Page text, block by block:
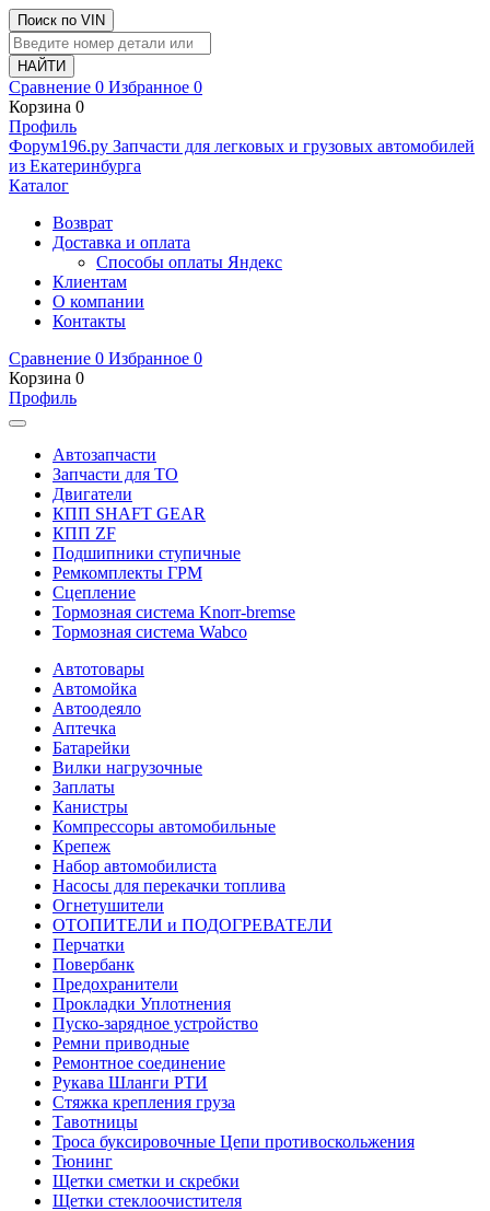
Поиск по VIN
Сравнение 0 Избранное 0
Корзина 0
Профиль
Фoрум196.ру Запчасти для легковых и грузовых автомобилей
из Екатеринбурга
Каталог
Возврат
Доставка и оплата
Способы оплаты Яндекс
Клиентам
О компании
Контакты
Сравнение 0 Избранное 0
Корзина 0
Профиль
Автозапчасти
Запчасти для ТО
Двигатели
КПП SHAFT GEAR
КПП ZF
Подшипники ступичные
Ремкомплекты ГРМ
Сцепление
Тормозная система Knorr-bremse
Тормозная система Wabco
Автотовары
Автомойка
Автоодеяло
Аптечка
Батарейки
Вилки нагрузочные
Заплаты
Канистры
Компрессоры автомобильные
Крепеж
Набор автомобилиста
Насосы для перекачки топлива
Огнетушители
ОТОПИТЕЛИ и ПОДОГРЕВАТЕЛИ
Перчатки
Повербанк
Предохранители
Прокладки Уплотнения
Пуско-зарядное устройство
Ремни приводные
Ремонтное соединение
Рукава Шланги РТИ
Стяжка крепления груза
Тавотницы
Троса буксировочные Цепи противоскольжения
Тюнинг
Щетки сметки и скребки
Щетки стеклоочистителя